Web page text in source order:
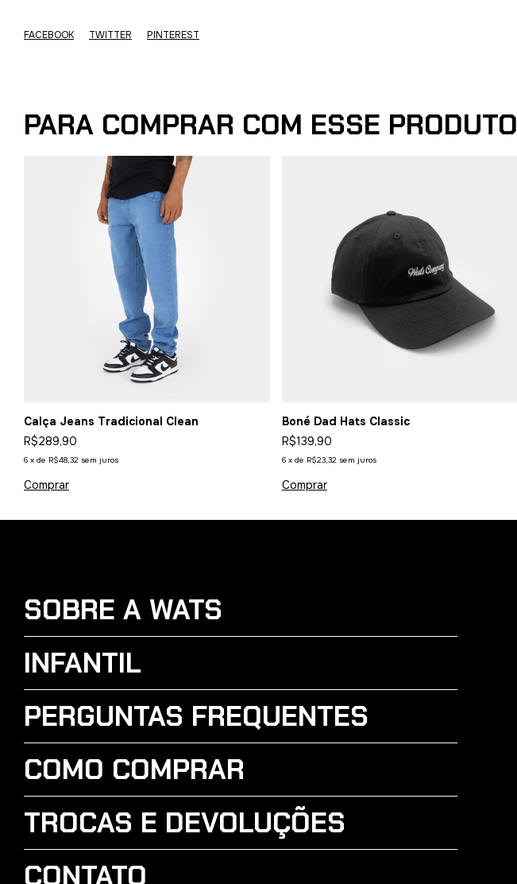
FACEBOOK TWITTER PINTEREST
PARA COMPRAR COM ESSE PRODUTO
Calça Jeans Tradicional Clean
R$289,90
6 x de R$48,32 sem juros
Comprar
Boné Dad Hats Classic
R$139,90
6 x de R$23,32 sem juros
SOBRE A WATS
INFANTIL
PERGUNTAS FREQUENTES
COMO COMPRAR
TROCAS E DEVOLUÇÕES
CONTATO